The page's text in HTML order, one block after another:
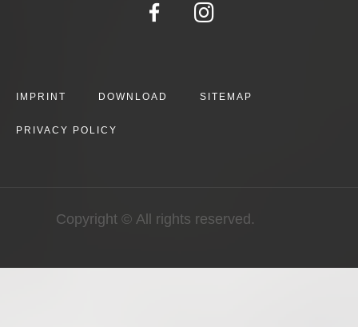
IMPRINT DOWNLOAD SITEMAP
PRIVACY POLICY
Copyright © All rights reserved.